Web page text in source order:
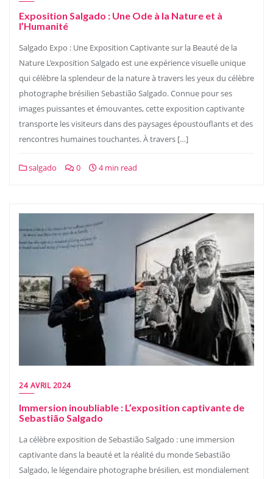
Exposition Salgado : Une Ode à la Nature et à
l’Humanité
Salgado Expo : Une Exposition Captivante sur la Beauté de la
Nature L’exposition Salgado est une expérience visuelle unique
qui célèbre la splendeur de la nature à travers les yeux du célèbre
photographe brésilien Sebastião Salgado. Connue pour ses
images puissantes et émouvantes, cette exposition captivante
transporte les visiteurs dans des paysages époustouflants et des
rencontres humaines touchantes. À travers […]
salgado 0 4 min read
24 AVRIL 2024
Immersion inoubliable : L’exposition captivante de
Sebastião Salgado
La célèbre exposition de Sebastião Salgado : une immersion
captivante dans la beauté et la réalité du monde Sebastião
Salgado, le légendaire photographe brésilien, est mondialement